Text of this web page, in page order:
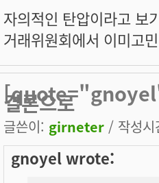
자의적인 탄압이라고 보
거래위원회에서 이미고
[quote="gnoyel"]
결론으로
글쓴이: girneter / 작성
gnoyel wrote: